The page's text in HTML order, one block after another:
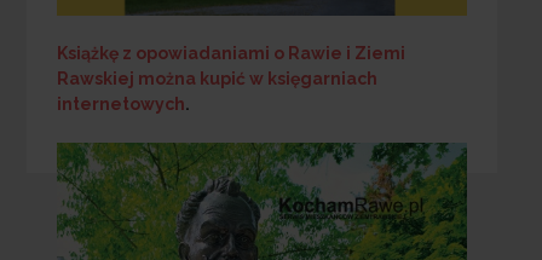
Książkę z opowiadaniami o Rawie i Ziemi
Rawskiej można kupić w księgarniach
internetowych.